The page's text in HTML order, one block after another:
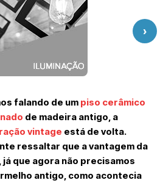
›
falando de um piso cerâmico
de madeira antigo, a
vintage está de volta.
ressaltar que a vantagem da
que agora não precisamos
antigo, como acontecia